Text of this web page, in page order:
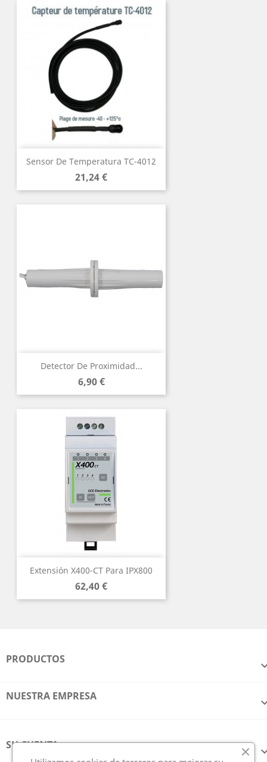
Sensor De Temperatura TC-4012
Precio
21,24 €
Detector De Proximidad...
Precio
6,90 €
Extensión X400-CT Para IPX800
Precio
62,40 €
PRODUCTOS
NUESTRA EMPRESA
SU CUENTA